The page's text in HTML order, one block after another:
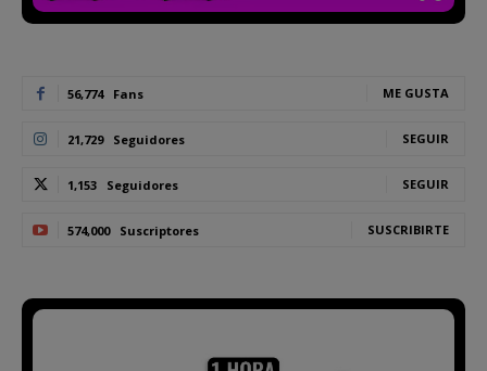
56,774 Fans ME GUSTA
21,729 Seguidores SEGUIR
1,153 Seguidores SEGUIR
574,000 Suscriptores SUSCRIBIRTE